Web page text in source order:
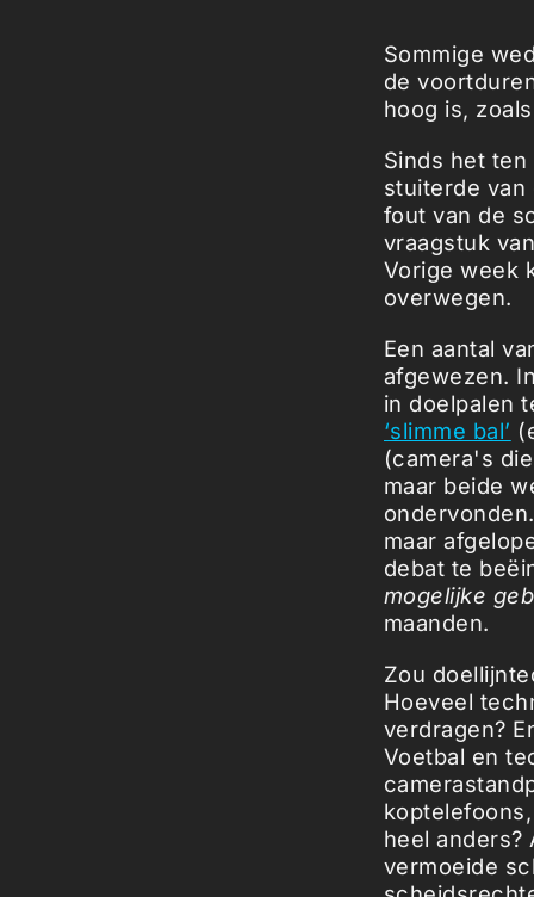
Sommige
de
hoog is,
Sinds het
stuiterde van
fout van de
vraagstuk
Vorige week
overwegen.
Een aantal
afgewezen.
in doelpalen
‘slimme bal’
(camera's
maar beide
maar
debat te
mogelijke
maanden.
Zou
Hoeveel
verdragen?
Voetbal en
heel
vermoeide